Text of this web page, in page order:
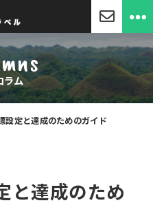
ラム
設定と達成のためのガイド
と達成のため